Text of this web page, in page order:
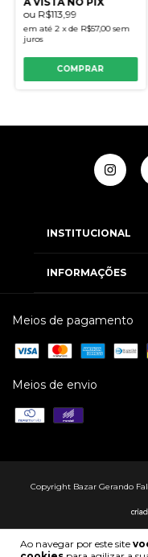
Ao navegar por este site
ou R$113,99
em até 2 xde R$57,00 sem
juros
COMPRAR
INSTITUCIONAL
INFORMAÇÕES
Meios de pagamento
Meios de envio
Copyright Bazar Gerando